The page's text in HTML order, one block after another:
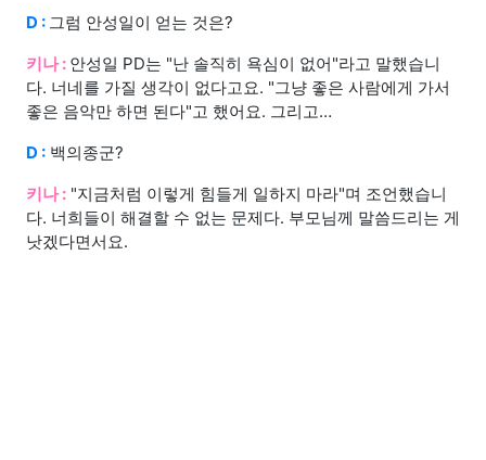
D : 그럼 안성일이 얻는 것은?
키나 : 안성일 PD는 "난 솔직히 욕심이 없어"라고 말했습니
다. 너네를 가질 생각이 없다고요. "그냥 좋은 사람에게 가서
좋은 음악만 하면 된다"고 했어요. 그리고…
D : 백의종군?
키나 : "지금처럼 이렇게 힘들게 일하지 마라"며 조언했습니
다. 너희들이 해결할 수 없는 문제다. 부모님께 말씀드리는 게
낫겠다면서요.